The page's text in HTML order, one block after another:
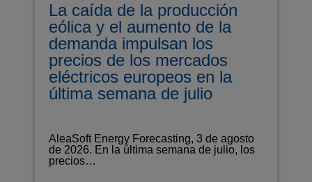
La caída de la producción
eólica y el aumento de la
demanda impulsan los
precios de los mercados
eléctricos europeos en la
última semana de julio
AleaSoft Energy Forecasting, 3 de agosto
de 2026. En la última semana de julio, los
precios…